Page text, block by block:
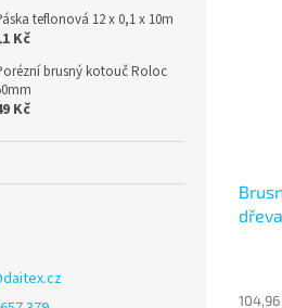
teflonová 12 x 0,1 x 10m
Kč
brusný kotouč Roloc
Kč
daitex.cz